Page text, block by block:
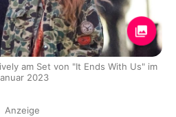
am Set von "It Ends With Us" im
2023
Anzeige